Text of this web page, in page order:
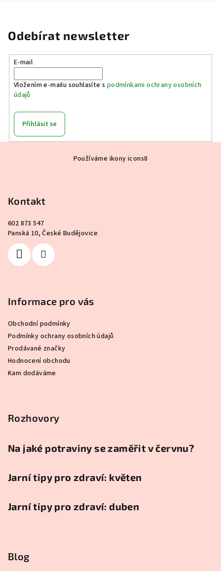
Odebírat newsletter
E-mail
Vložením e-mailu souhlasíte s podmínkami ochrany osobních
údajů
Přihlásit se
Používáme ikony icons8
Kontakt
602 873 547
Panská 10, České Budějovice
Informace pro vás
Obchodní podmínky
Podmínky ochrany osobních údajů
Prodávané značky
Hodnocení obchodu
Kam dodáváme
Rozhovory
Na jaké potraviny se zaměřit v červnu?
Jarní tipy pro zdraví: květen
Jarní tipy pro zdraví: duben
Blog